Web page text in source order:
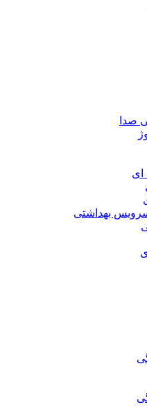
صدا
ای
بهداشتی